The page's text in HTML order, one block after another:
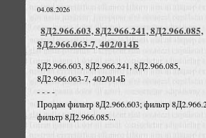
04.08.2026
8Д2.966.603, 8Д2.966.241, 8Д2.966.085,
8Д2.966.063-7, 402/014Б
8Д2.966.603, 8Д2.966.241, 8Д2.966.085,
8Д2.966.063-7, 402/014Б
- - - -
Продам фильтр 8Д2.966.603; фильтр
фильтр 8Д2.966.085...